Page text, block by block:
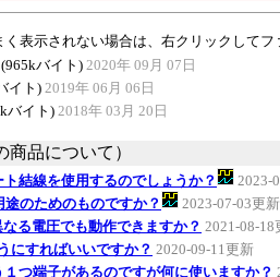
表示されない場合は、右クリックして
(965kバイト) 2020年 09月 07日
イト) 2019年 06月 06日
バイト) 2018年 03月 20日
品について）
結線を使用するのでしょうか？
2023-
のためのものですか？
2023-07-03更新
る電圧でも動作できますか？ 2021-08-18
にすればいいですか？ 2020-09-11更新
つ端子があるのですが何に使いますか？